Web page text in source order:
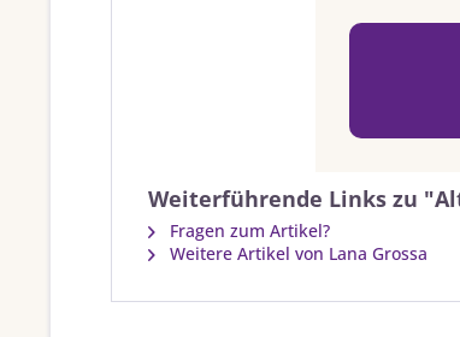
Weiterführende Links zu
Fragen zum Artikel?
Weitere Artikel von Lana Grossa